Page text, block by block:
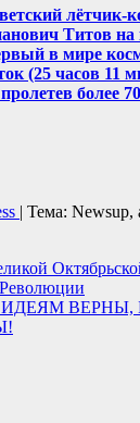
лётчик-
Титов на
в мире
(25 часов 11
более
| Тема: Newsup,
ИДЕЯМ ВЕРНЫ,